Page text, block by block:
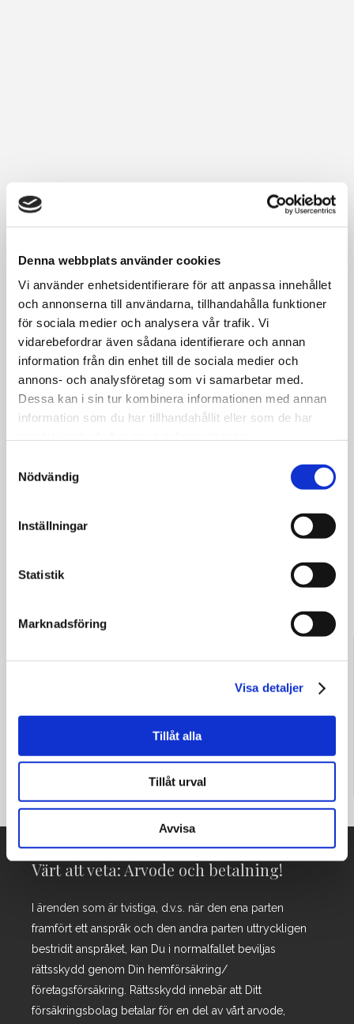
Denna webbplats använder cookies
Vi använder enhetsidentifierare för att anpassa innehållet
och annonserna till användarna, tillhandahålla funktioner
för sociala medier och analysera vår trafik. Vi
vidarebefordrar även sådana identifierare och annan
information från din enhet till de sociala medier och
annons- och analysföretag som vi samarbetar med.
Dessa kan i sin tur kombinera informationen med annan
information som du har tillhandahållit eller som de har
Nödvändig
Inställningar
Statistik
Marknadsföring
Visa detaljer
Tillåt alla
Tillåt urval
Avvisa
Behöver du hjälp? Skicka oss ett meddelande!
Värt att veta: Arvode och betalning!
I ärenden som är tvistiga, d.v.s. när den ena parten
framfört ett anspråk och den andra parten uttryckligen
bestridit anspråket, kan Du i normalfallet beviljas
rättsskydd genom Din hemförsäkring/
företagsförsäkring. Rättsskydd innebär att Ditt
försäkringsbolag betalar för en del av vårt arvode,